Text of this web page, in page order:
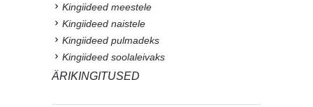
Kingiideed meestele
Kingiideed naistele
Kingiideed pulmadeks
Kingiideed soolaleivaks
ÄRIKINGITUSED